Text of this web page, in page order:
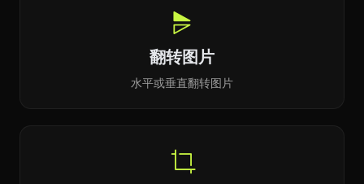
翻转图片
水平或垂直翻转图片